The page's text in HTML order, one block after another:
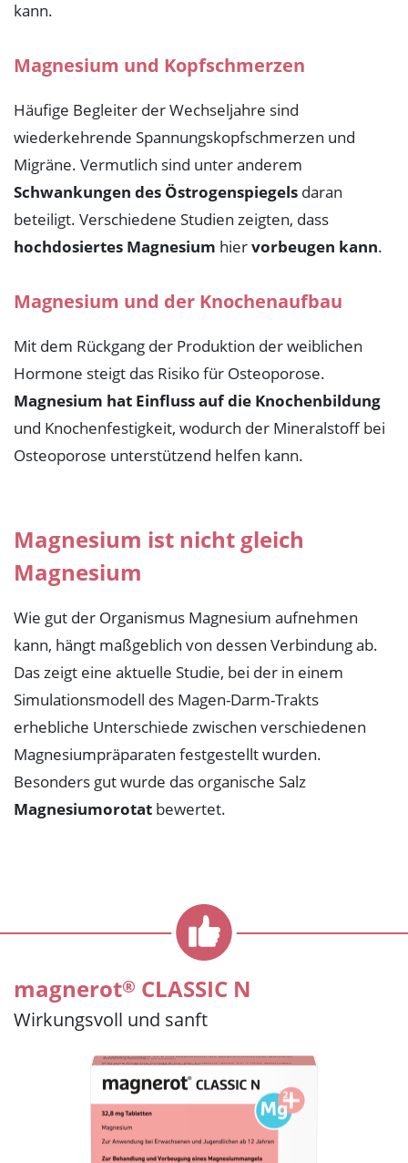
kann.
Magnesium und Kopfschmerzen
Häufige Begleiter der Wechseljahre sind
wiederkehrende Spannungskopfschmerzen und
Migräne. Vermutlich sind unter anderem
Schwankungen des Östrogenspiegels daran
beteiligt. Verschiedene Studien zeigten, dass
hochdosiertes Magnesium hier vorbeugen kann.
Magnesium und der Knochenaufbau
Mit dem Rückgang der Produktion der weiblichen
Hormone steigt das Risiko für Osteoporose.
Magnesium hat Einfluss auf die Knochenbildung
und Knochenfestigkeit, wodurch der Mineralstoff bei
Osteoporose unterstützend helfen kann.
Magnesium ist nicht gleich
Magnesium
Wie gut der Organismus Magnesium aufnehmen
kann, hängt maßgeblich von dessen Verbindung ab.
Das zeigt eine aktuelle Studie, bei der in einem
Simulationsmodell des Magen-Darm-Trakts
erhebliche Unterschiede zwischen verschiedenen
Magnesiumpräparaten festgestellt wurden.
Besonders gut wurde das organische Salz
Magnesiumorotat bewertet.
magnerot® CLASSIC N
Wirkungsvoll und sanft